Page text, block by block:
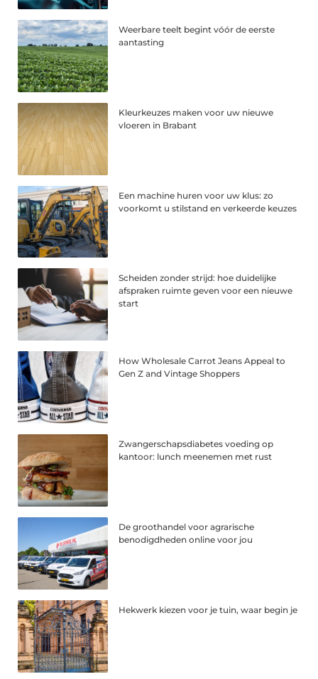
Weerbare teelt begint vóór de eerste
aantasting
Kleurkeuzes maken voor uw nieuwe
vloeren in Brabant
Een machine huren voor uw klus: zo
voorkomt u stilstand en verkeerde keuzes
Scheiden zonder strijd: hoe duidelijke
afspraken ruimte geven voor een nieuwe
start
How Wholesale Carrot Jeans Appeal to
Gen Z and Vintage Shoppers
Zwangerschapsdiabetes voeding op
kantoor: lunch meenemen met rust
De groothandel voor agrarische
benodigdheden online voor jou
Hekwerk kiezen voor je tuin, waar begin je